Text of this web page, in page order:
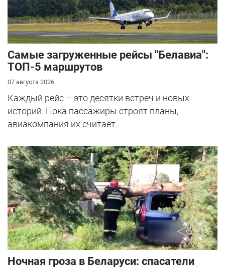
Самые загруженные рейсы "Белавиа":
ТОП-5 маршрутов
07 августа 2026
Каждый рейс – это десятки встреч и новых
историй. Пока пассажиры строят планы,
авиакомпания их считает.
Ночная гроза в Беларуси: спасатели